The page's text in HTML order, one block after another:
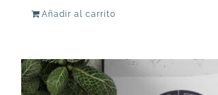
Añadir al carrito